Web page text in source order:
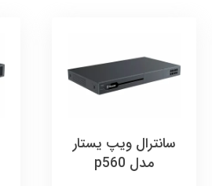
سانترال ویپ یستار
مدل p560